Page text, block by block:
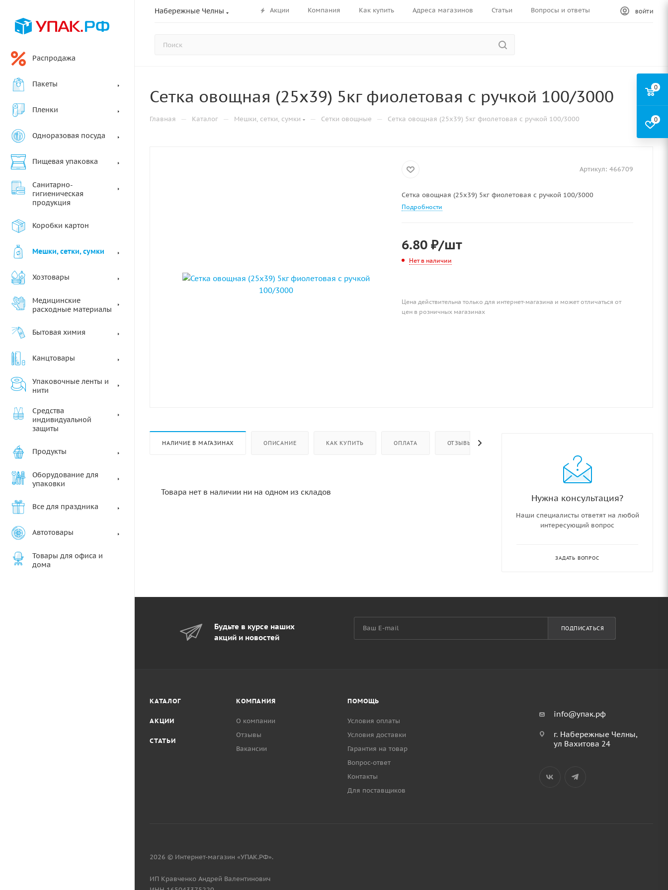
Набережные Челны Акции Компания Как купить Адреса магазинов Статьи Вопросы и ответы ВОЙТИ
Распродажа
Пакеты
Пленки
Одноразовая посуда
Пищевая упаковка
Санитарно-
гигиеническая
продукция
Коробки картон
Мешки, сетки, сумки
Хозтовары
Медицинские
расходные материалы
Бытовая химия
Канцтовары
Упаковочные ленты и
нити
Средства
индивидуальной
защиты
Продукты
Оборудование для
упаковки
Все для праздника
Автотовары
Товары для офиса и
дома
Сетка овощная (25х39) 5кг фиолетовая с ручкой 100/3000
Главная — Каталог — Мешки, сетки, сумки — Сетки овощные — Сетка овощная (25х39) 5кг фиолетовая с ручкой 100/3000
Артикул: 466709
Сетка овощная (25х39) 5кг фиолетовая с ручкой 100/3000
Подробности
6.80₽/шт
Нет в наличии
Цена действительна только для интернет-магазина и может отличаться от
цен в розничных магазинах
НАЛИЧИЕ В МАГАЗИНАХ ОПИСАНИЕ КАК КУПИТЬ ОПЛАТА ОТЗЫВЫ
Товара нет в наличии ни на одном из складов
Нужна консультация?
Наши специалисты ответят на любой
интересующий вопрос
ЗАДАТЬ ВОПРОС
Будьте в курсе наших
акций и новостей
ПОДПИСАТЬСЯ
КАТАЛОГ
АКЦИИ
СТАТЬИ
КОМПАНИЯ
О компании
Отзывы
Вакансии
ПОМОЩЬ
Условия оплаты
Условия доставки
Гарантия на товар
Вопрос-ответ
Контакты
Для поставщиков
info@упак.рф
г. Набережные Челны,
ул Вахитова 24
2026 © Интернет-магазин «УПАК.РФ».
ИП Кравченко Андрей Валентинович
0
0